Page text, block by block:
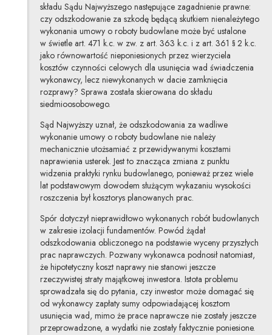
składu Sądu Najwyższego następujące zagadnienie prawne:
czy odszkodowanie za szkodę będącą skutkiem nienależytego
wykonania umowy o roboty budowlane może być ustalone
w świetle art. 471 k.c. w zw. z art. 363 k.c. i z art. 361 § 2 k.c.
jako równowartość nieponiesionych przez wierzyciela
kosztów czynności celowych dla usunięcia wad świadczenia
wykonawcy, lecz niewykonanych w dacie zamknięcia
rozprawy? Sprawa została skierowana do składu
siedmioosobowego.
Sąd Najwyższy uznał, że odszkodowania za wadliwe
wykonanie umowy o roboty budowlane nie należy
mechanicznie utożsamiać z przewidywanymi kosztami
naprawienia usterek. Jest to znacząca zmiana z punktu
widzenia praktyki rynku budowlanego, ponieważ przez wiele
lat podstawowym dowodem służącym wykazaniu wysokości
roszczenia był kosztorys planowanych prac.
Spór dotyczył nieprawidłowo wykonanych robót budowlanych
w zakresie izolacji fundamentów. Powód żądał
odszkodowania obliczonego na podstawie wyceny przyszłych
prac naprawczych. Pozwany wykonawca podnosił natomiast,
że hipotetyczny koszt naprawy nie stanowi jeszcze
rzeczywistej straty majątkowej inwestora. Istota problemu
sprowadzała się do pytania, czy inwestor może domagać się
od wykonawcy zapłaty sumy odpowiadającej kosztom
usunięcia wad, mimo że prace naprawcze nie zostały jeszcze
przeprowadzone, a wydatki nie zostały faktycznie poniesione.